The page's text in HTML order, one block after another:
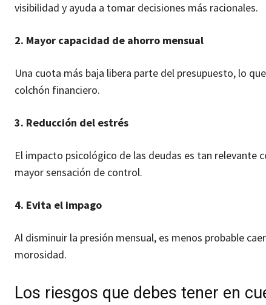
visibilidad y ayuda a tomar decisiones más racionales.
2. Mayor capacidad de ahorro mensual
Una cuota más baja libera parte del presupuesto, lo
colchón financiero.
3. Reducción del estrés
El impacto psicológico de las deudas es tan relevante
mayor sensación de control.
4. Evita el impago
Al disminuir la presión mensual, es menos probable
morosidad.
Los riesgos que debes tener en